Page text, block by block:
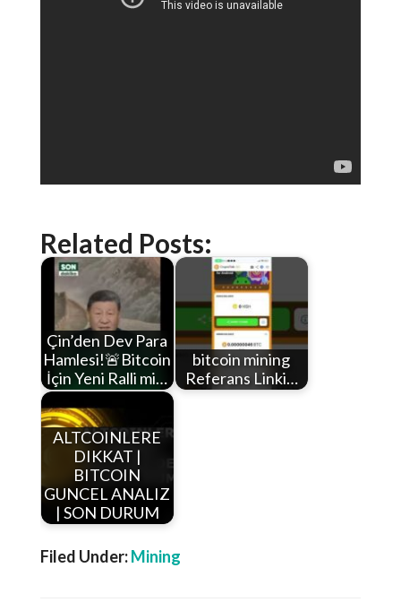
Related Posts:
Çin’den Dev Para
Hamlesi!🚨Bitcoin
İçin Yeni Ralli mi…
bitcoin mining
Referans Linki…
ALTCOINLERE
DIKKAT |
BITCOIN
GUNCEL ANALIZ
| SON DURUM
Filed Under:Mining